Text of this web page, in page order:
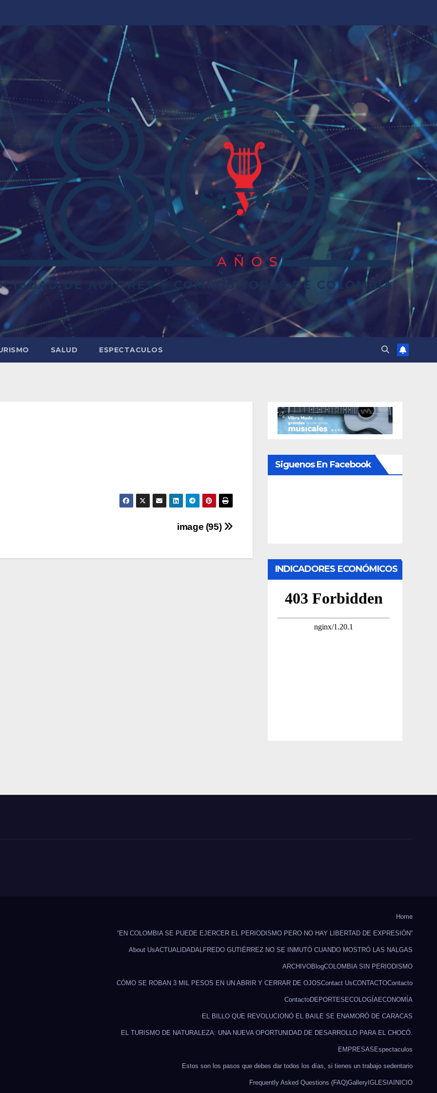
SALUD ESPECTACULOS
image (95)
Siguenos En Facebook
INDICADORES ECONÓMICOS
Home
“EN COLOMBIA SE PUEDE EJERCER EL PERIODISMO PERO NO HAY LIBERTAD DE EXPRESIÓN”
About UsACTUALIDADALFREDO GUTIÉRREZ NO SE INMUTÓ CUANDO MOSTRÓ LAS NALGAS
ARCHIVOBlogCOLOMBIA SIN PERIODISMO
CÓMO SE ROBAN 3 MIL PESOS EN UN ABRIR Y CERRAR DE OJOSContact UsCONTACTOContacto
ContactoDEPORTES ECOLOGÍAECONOMÍA
EL BILLO QUE REVOLUCIONÓ EL BAILE SE ENAMORÓ DE CARACAS
EL TURISMO DE NATURALEZA: UNA NUEVA OPORTUNIDAD DE DESARROLLO PARA EL CHOCÓ.
EMPRESAS Espectaculos
Estos son los pasos que debes dar todos los días, si tienes un trabajo sedentario
Frequently Asked Questions (FAQ)Gallery IGLESIA INICIO